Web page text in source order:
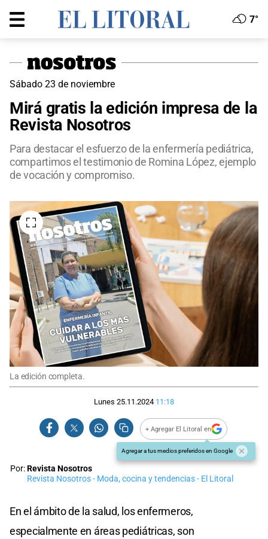
7°
Sábado 23 de noviembre
Mirá gratis la edición impresa de la
Revista Nosotros
Para destacar el esfuerzo de la enfermería pediátrica,
compartimos el testimonio de Romina López, ejemplo
de vocación y compromiso.
La edición completa.
Lunes 25.11.2024 11:18
+ Agregar El Litoral en
Agregar a tus medios preferidos en Google
Por:Revista Nosotros
Revista Nosotros - Moda, cocina y tendencias - El Litoral
En el ámbito de la salud, los enfermeros,
especialmente en áreas pediátricas, son